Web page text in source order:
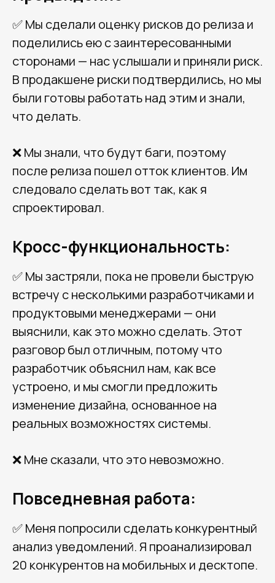
✅ Мы сделали оценку рисков до релиза и
поделились ею с заинтересованными
сторонами — нас услышали и приняли риск.
В продакшене риски подтвердились, но мы
были готовы работать над этим и знали,
что делать.
❌ Мы знали, что будут баги, поэтому
после релиза пошел отток клиентов. Им
следовало сделать вот так, как я
спроектировал.
Кросс-функциональность:
✅ Мы застряли, пока не провели быструю
встречу с несколькими разработчиками и
продуктовыми менеджерами — они
выяснили, как это можно сделать. Этот
разговор был отличным, потому что
разработчик объяснил нам, как все
устроено, и мы смогли предложить
изменение дизайна, основанное на
реальных возможностях системы.
❌ Мне сказали, что это невозможно.
Повседневная работа:
✅ Меня попросили сделать конкурентный
анализ уведомлений. Я проанализировал
20 конкурентов на мобильных и десктопе.